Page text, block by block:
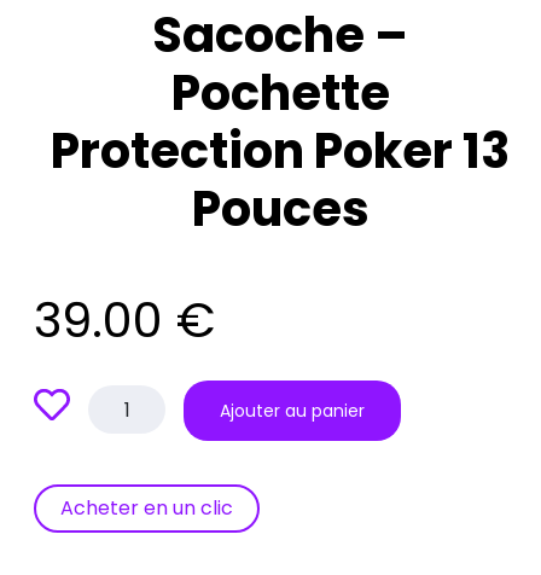
Sacoche –
Pochette
Protection Poker 13
Pouces
39.00 €
quantité
Pochette
Ajouter au panier
Acheter en un clic